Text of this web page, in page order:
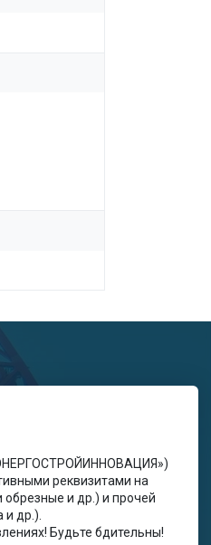
реквизитами на
и др.) и прочей
др.).
Будьте бдительны!
Горки-8 тер,